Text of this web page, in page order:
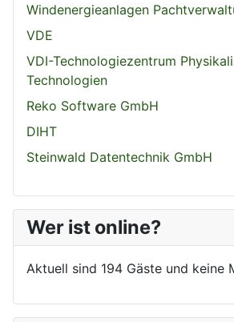
Windenergieanlagen
VDE
VDI-Technologiezentrum
Technologien
Reko Software GmbH
DIHT
Steinwald Datentechnik GmbH
Wer ist online?
Aktuell sind 194 Gäste und keine